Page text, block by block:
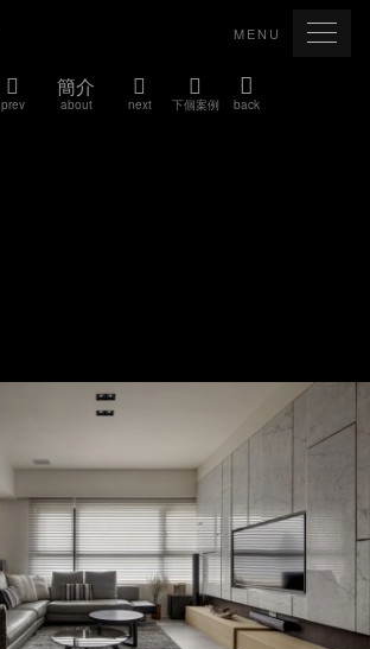
MENU
prev
簡介
about next 下個案例 back